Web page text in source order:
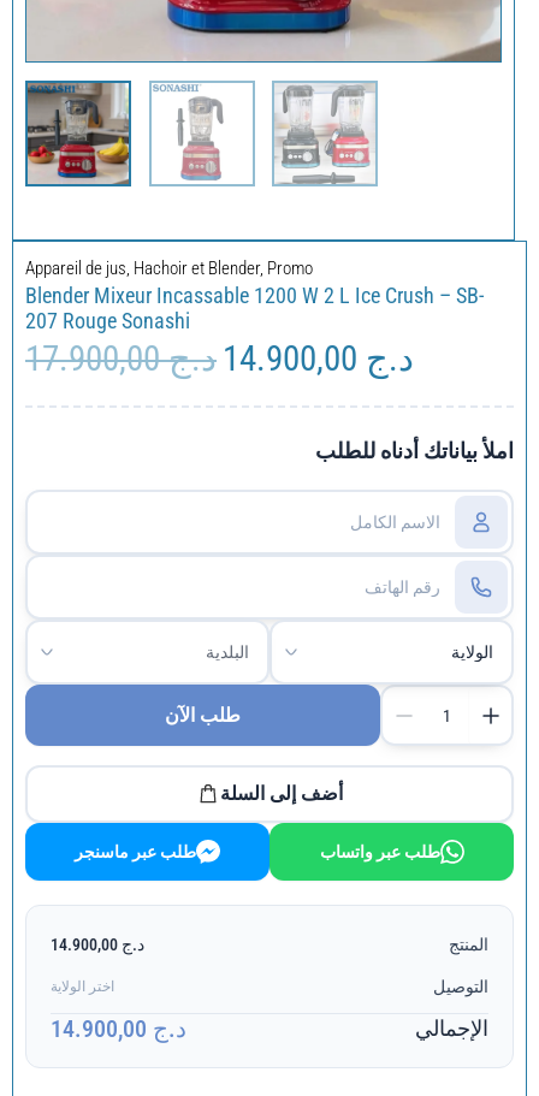
Appareil de jus Hachoir et Blender, Promo
Blender Mixeur Incassable 1200 W 2 L Ice Crush – SB-
207 Rouge Sonashi
د.ج17.900,00
Le
initial
د.ج
actuel
est :
املأ بياناتك أدناه للطلب
طلب الآن
أضف إلى السلة
طلب عبر واتساب طلب عبر ماسنجر
المنتج د.ج 14.900,00
التوصيل اختر الولاية
الإجمالي د.ج 14.900,00